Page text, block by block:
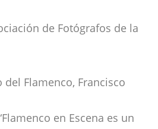
de Fotógrafos de la
Flamenco, Francisco
en Escena es un